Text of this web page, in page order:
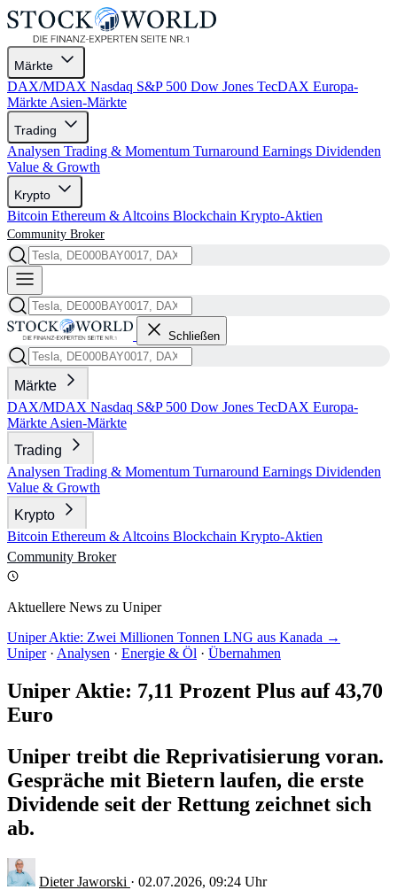
Märkte
DAX/MDAX Nasdaq S&P 500 Dow Jones TecDAX Europa-
Märkte Asien-Märkte
Trading
Analysen Trading & Momentum Turnaround Earnings Dividenden
Value & Growth
Krypto
Bitcoin Ethereum & Altcoins Blockchain Krypto-Aktien
Community Broker
Schließen
Märkte
DAX/MDAX Nasdaq S&P 500 Dow Jones TecDAX Europa-
Märkte Asien-Märkte
Trading
Analysen Trading & Momentum Turnaround Earnings Dividenden
Value & Growth
Krypto
Bitcoin Ethereum & Altcoins Blockchain Krypto-Aktien
Community Broker
Aktuellere News zu Uniper
Uniper Aktie: Zwei Millionen Tonnen LNG aus Kanada →
Uniper · Analysen · Energie & Öl · Übernahmen
Uniper Aktie: 7,11 Prozent Plus auf 43,70
Euro
Uniper treibt die Reprivatisierung voran.
Gespräche mit Bietern laufen, die erste
Dividende seit der Rettung zeichnet sich
ab.
Dieter Jaworski · 02.07.2026, 09:24 Uhr